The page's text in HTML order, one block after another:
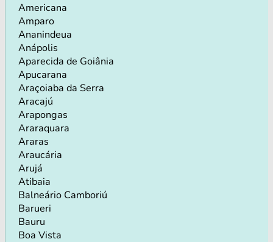
Americana
Amparo
Ananindeua
Anápolis
Aparecida de Goiânia
Apucarana
Araçoiaba da Serra
Aracajú
Arapongas
Araraquara
Araras
Araucária
Arujá
Atibaia
Balneário Camboriú
Barueri
Bauru
Boa Vista